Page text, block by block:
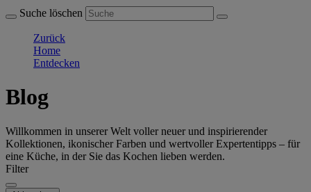
Suche löschen
Zurück
Home
Entdecken
Blog
Willkommen in unserer Welt voller neuer und inspirierender
Kollektionen, ikonischer Farben und wertvoller Expertentipps – für
eine Küche, in der Sie das Kochen lieben werden.
Filter